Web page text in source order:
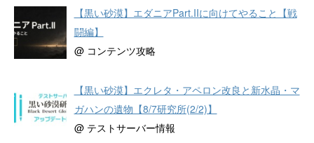
【黒い砂漠】エダニアPart.IIに向けてやること【戦
闘編】
@ コンテンツ攻略
【黒い砂漠】エクレタ・アペロン改良と新水晶・マ
ガハンの遺物【8/7研究所(2/2)】
@ テストサーバー情報